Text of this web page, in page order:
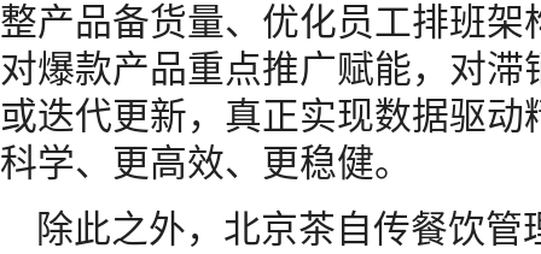
整产品备货量、优化员工排班
对爆款产品重点推广赋能，对
或迭代更新，真正实现数据驱
科学、更高效、更稳健。
除此之外，北京茶自传餐饮